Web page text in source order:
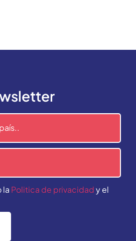
la Politica de privacidady el